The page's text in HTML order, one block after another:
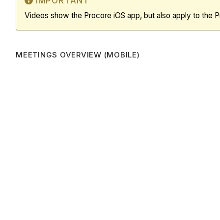
Videos show the Procore iOS app, but also apply to the
MEETINGS OVERVIEW (MOBILE)